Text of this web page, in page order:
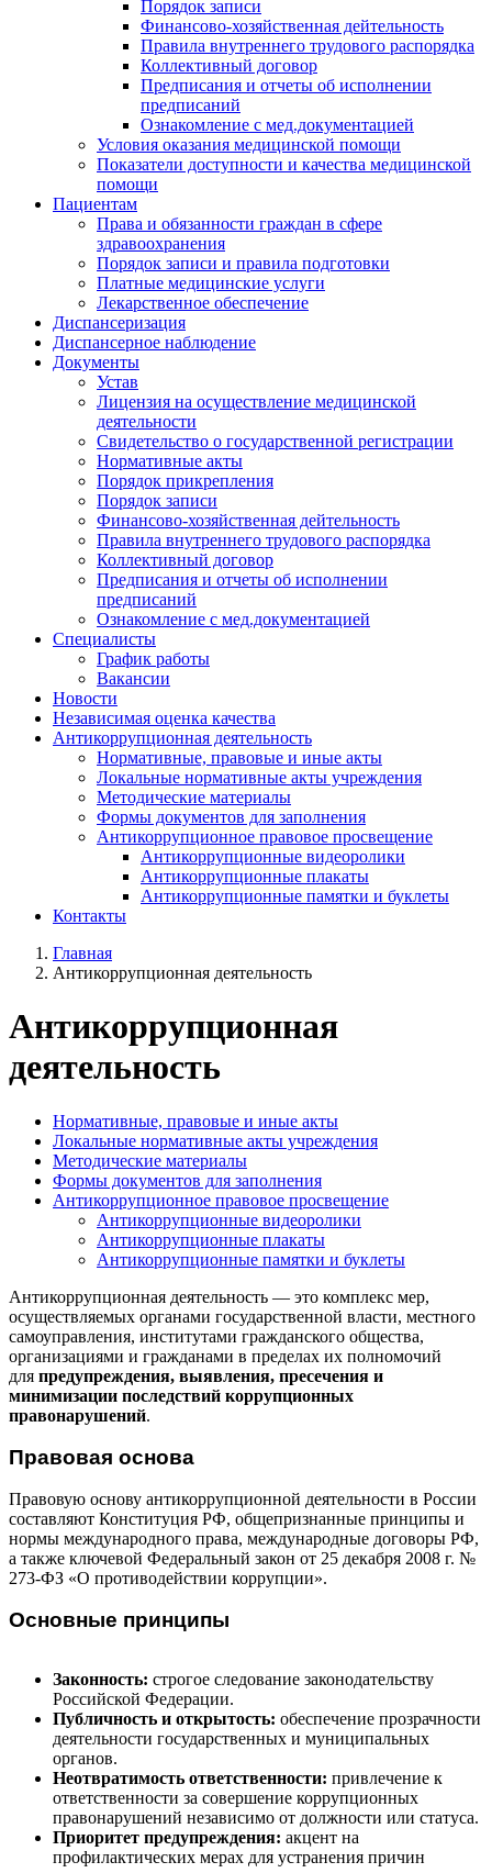
Порядок записи
Финансово-хозяйственная дейтельность
Правила внутреннего трудового распорядка
Коллективный договор
Предписания и отчеты об исполнении
предписаний
Ознакомление с мед.документацией
Условия оказания медицинской помощи
Показатели доступности и качества медицинской
помощи
Пациентам
Права и обязанности граждан в сфере
здравоохранения
Порядок записи и правила подготовки
Платные медицинские услуги
Лекарственное обеспечение
Диспансеризация
Диспансерное наблюдение
Документы
Устав
Лицензия на осуществление медицинской
деятельности
Свидетельство о государственной регистрации
Нормативные акты
Порядок прикрепления
Порядок записи
Финансово-хозяйственная дейтельность
Правила внутреннего трудового распорядка
Коллективный договор
Предписания и отчеты об исполнении
предписаний
Ознакомление с мед.документацией
Специалисты
График работы
Вакансии
Новости
Независимая оценка качества
Антикоррупционная деятельность
Нормативные, правовые и иные акты
Локальные нормативные акты учреждения
Методические материалы
Формы документов для заполнения
Антикоррупционное правовое просвещение
Антикоррупционные видеоролики
Антикоррупционные плакаты
Антикоррупционные памятки и буклеты
Контакты
Главная
Антикоррупционная деятельность
Антикоррупционная
деятельность
Нормативные, правовые и иные акты
Локальные нормативные акты учреждения
Методические материалы
Формы документов для заполнения
Антикоррупционное правовое просвещение
Антикоррупционные видеоролики
Антикоррупционные плакаты
Антикоррупционные памятки и буклеты
Антикоррупционная деятельность — это комплекс мер,
осуществляемых органами государственной власти, местного
самоуправления, институтами гражданского общества,
организациями и гражданами в пределах их полномочий
для предупреждения, выявления, пресечения и
минимизации последствий коррупционных
правонарушений.
Правовая основа
Правовую основу антикоррупционной деятельности в России
составляют Конституция РФ, общепризнанные принципы и
нормы международного права, международные договоры РФ,
а также ключевой Федеральный закон от 25 декабря 2008 г. №
273-ФЗ «О противодействии коррупции».
Основные принципы
Законность: строгое следование законодательству
Российской Федерации.
Публичность и открытость: обеспечение прозрачности
деятельности государственных и муниципальных
органов.
Неотвратимость ответственности: привлечение к
ответственности за совершение коррупционных
правонарушений независимо от должности или статуса.
Приоритет предупреждения: акцент на
профилактических мерах для устранения причин